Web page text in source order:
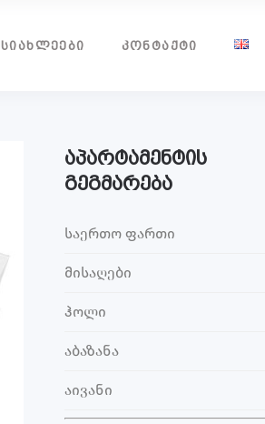
ᲡᲘᲐᲮᲚᲔᲔᲑᲘ ᲙᲝᲜᲢᲐᲥᲢᲘ
აპარტამენტის
გეგმარება
საერთო ფართი
მისაღები
ჰოლი
აბაზანა
აივანი